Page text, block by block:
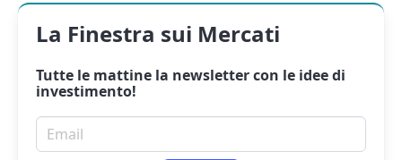
La Finestra sui Mercati
Tutte le mattine la newslettercon le idee di
investimento!
Email per newsletter